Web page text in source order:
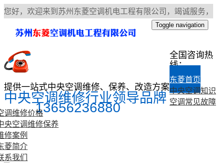
您好，欢迎来到苏州东菱空调机电工程有限公司，竭诚服务，
网站地图
Toggle navigation
提供一站式中央空调维修、保养、改造方案
中央空调维修行业领导品牌
全国咨询热
线：
13656236880
东菱首页
中央空调知识
空调常见故障
调维修价格
央空调维修保养
修案例
菱简介
系我们